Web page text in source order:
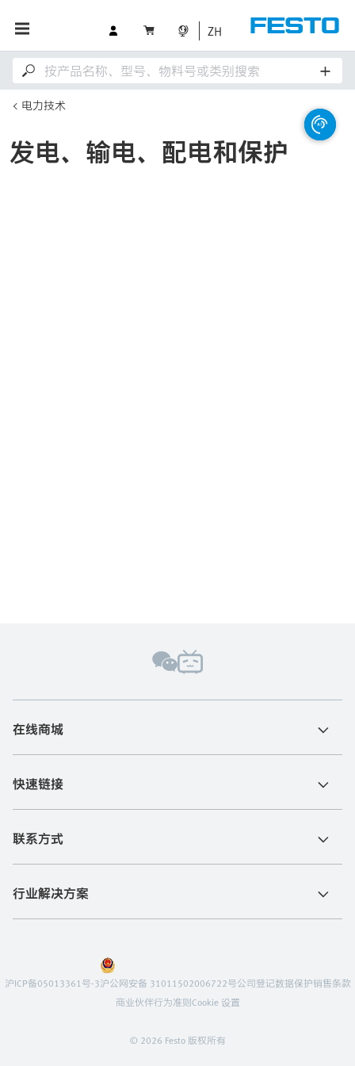
ZH
电力技术
发电、输电、配电和保护
在线商城
快速链接
联系方式
行业解决方案
© 2026 Festo 版权所有
沪ICP备05013361号-3沪公网安备 31011502006722号公司登记数据保护销售条款
商业伙伴行为准则Cookie 设置